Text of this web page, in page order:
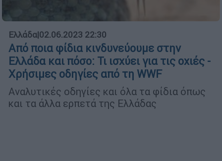
Ελλάδα|02.06.2023 22:30
Από ποια φίδια κινδυνεύουμε στην
Ελλάδα και πόσο: Τι ισχύει για τις οχιές -
Χρήσιμες οδηγίες από τη WWF
Αναλυτικές οδηγίες και όλα τα φίδια όπως
και τα άλλα ερπετά της Ελλάδας